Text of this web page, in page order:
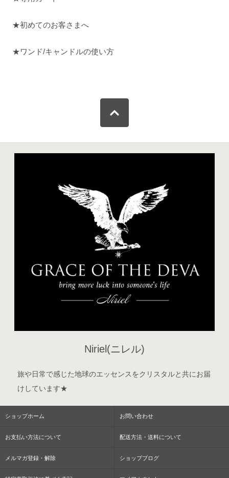
★初めてのお客さまへ
★ワンド/キャンドルの使い方
Niriel(ニレル)
旅や日常で感じた地球のエッセンスをクリスタルと共にお届
けしています★
ショップホーム お問い合わせ
お支払い方法について 配送方法・送料について
メルマガ登録・解除 ショップブログ